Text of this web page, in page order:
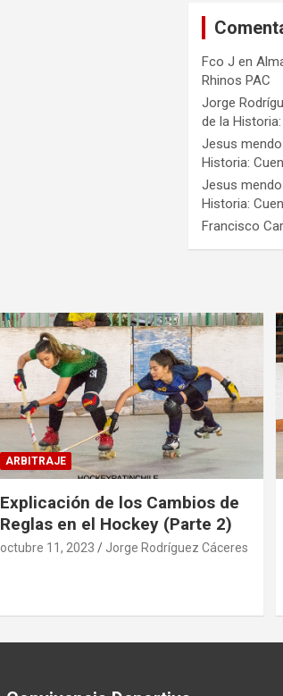
Fco J en
Rhinos PAC
Jorge
de la
Jesus
Historia:
Jesus
Historia:
Francisco
ARBITRAJE
Explicación de los Cambios de
Reglas en el Hockey (Parte 2)
octubre 11, 2023 Jorge Rodríguez Cáceres